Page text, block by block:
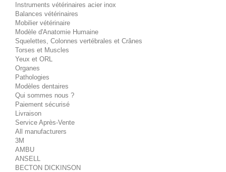
Instruments vétérinaires acier inox
Balances vétérinaires
Mobilier vétérinaire
Modèle d'Anatomie Humaine
Squelettes, Colonnes vertébrales et Crânes
Torses et Muscles
Yeux et ORL
Organes
Pathologies
Modèles dentaires
Qui sommes nous ?
Paiement sécurisé
Livraison
Service Après-Vente
All manufacturers
3M
AMBU
ANSELL
BECTON DICKINSON